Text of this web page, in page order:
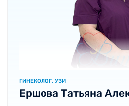
ГИНЕКОЛОГ, УЗИ
Ершова Татьяна